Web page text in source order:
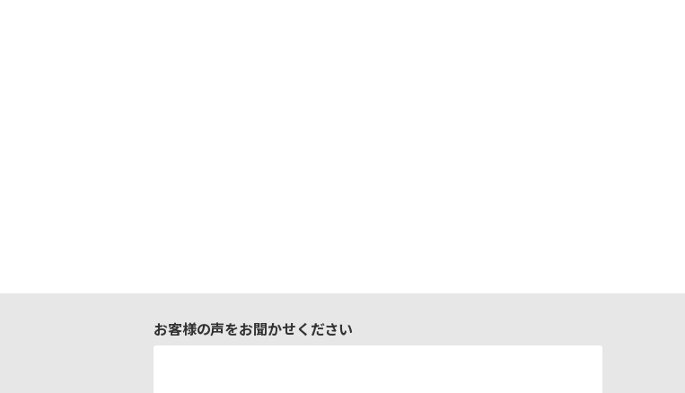
お客様の声をお聞かせください